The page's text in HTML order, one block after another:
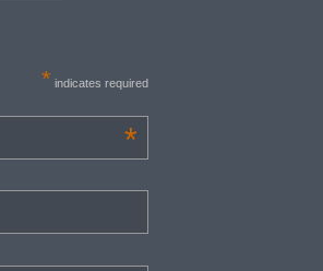
* indicates required
*